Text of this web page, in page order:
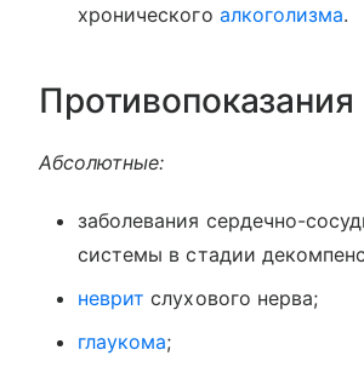
хронического алкоголизма.
Противопоказания
Абсолютные:
заболевания сердечно-
системы в стадии
неврит слухового нерва;
глаукома;